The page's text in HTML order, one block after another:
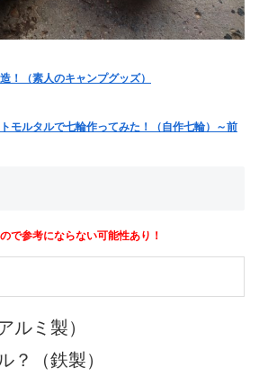
！（素人のキャンプグッズ）
モルタルで七輪作ってみた！（自作七輪）～前
で参考にならない可能性あり！
ルミ製）
？（鉄製）